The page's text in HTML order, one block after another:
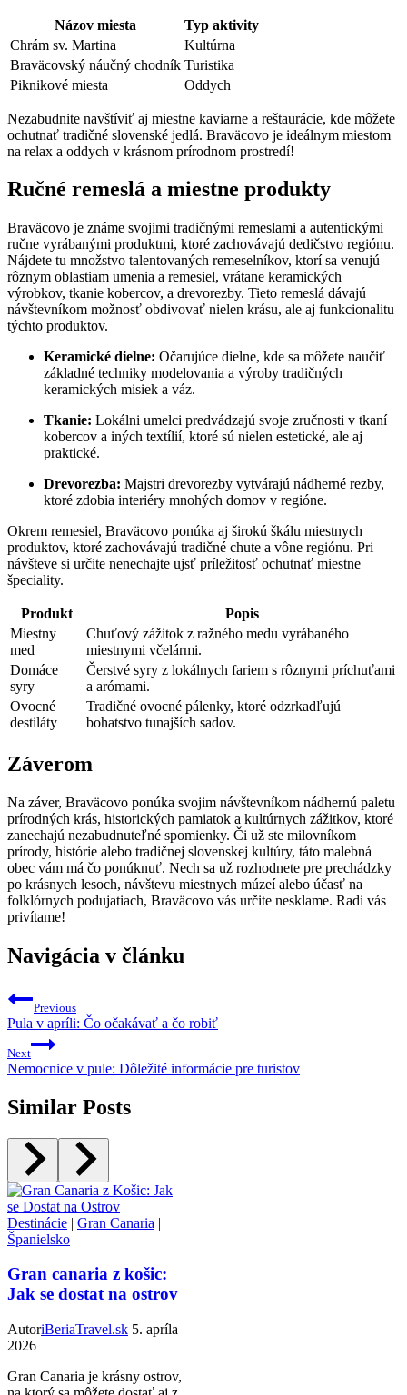
Názov miesta
Typ aktivity
Chrám sv. Martina
Kultúrna
Braväcovský náučný chodník Turistika
Piknikové miesta
Oddych
Nezabudnite navštíviť aj miestne kaviarne a reštaurácie, kde môžete
ochutnať tradičné slovenské jedlá. Braväcovo je ideálnym miestom
na relax a oddych v krásnom prírodnom prostredí!
Ručné remeslá a miestne produkty
Braväcovo je známe svojimi tradičnými remeslami a autentickými
ručne vyrábanými produktmi, ktoré zachovávajú dedičstvo regiónu.
Nájdete tu množstvo talentovaných remeselníkov, ktorí sa venujú
rôznym oblastiam umenia a remesiel, vrátane keramických
výrobkov, tkanie kobercov, a drevorezby. Tieto remeslá dávajú
návštevníkom možnosť obdivovať nielen krásu, ale aj funkcionalitu
týchto produktov.
Keramické dielne: Očarujúce dielne, kde sa môžete naučiť
základné techniky modelovania a výroby tradičných
keramických misiek a váz.
Tkanie: Lokálni umelci predvádzajú svoje zručnosti v tkaní
kobercov a iných textílií, ktoré sú nielen estetické, ale aj
praktické.
Drevorezba: Majstri drevorezby vytvárajú nádherné rezby,
ktoré zdobia interiéry mnohých domov v regióne.
Okrem remesiel, Braväcovo ponúka aj širokú škálu miestnych
produktov, ktoré zachovávajú tradičné chute a vône regiónu. Pri
návšteve si určite nenechajte ujsť príležitosť ochutnať miestne
špeciality.
Produkt
Popis
Miestny
med
Chuťový zážitok z ražného medu vyrábaného
miestnymi včelármi.
Domáce
syry
Čerstvé syry z lokálnych fariem s rôznymi príchuťami
a arómami.
Ovocné
destiláty
Tradičné ovocné pálenky, ktoré odzrkadľujú
bohatstvo tunajších sadov.
Záverom
Na záver, Braväcovo ponúka svojim návštevníkom nádhernú paletu
prírodných krás, historických pamiatok a kultúrnych zážitkov, ktoré
zanechajú nezabudnuteľné spomienky. Či už ste milovníkom
prírody, histórie alebo tradičnej slovenskej kultúry, táto malebná
obec vám má čo ponúknuť. Nech sa už rozhodnete pre prechádzky
po krásnych lesoch, návštevu miestnych múzeí alebo účasť na
folklórnych podujatiach, Braväcovo vás určite nesklame. Radi vás
privítame!
Navigácia v článku
Previous
Pula v apríli: Čo očakávať a čo robiť
Next
Nemocnice v pule: Dôležité informácie pre turistov
Similar Posts
Destinácie | Gran Canaria |
Španielsko
Gran canaria z košic:
Jak se dostat na ostrov
AutoriBeriaTravel.sk 5. apríla
2026
Gran Canaria je krásny ostrov,